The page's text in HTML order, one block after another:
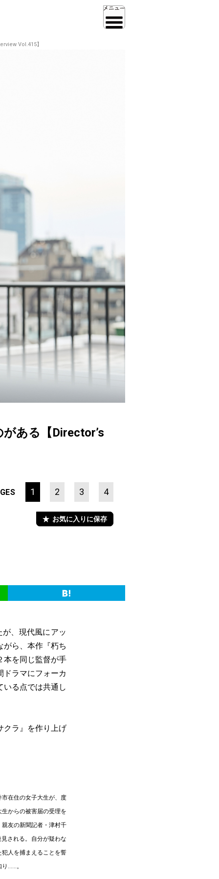
Vol.415】
ある【Director’s
1 2 3 4
お気に入りに保存
、現代風にアッ
がら、本作『朽ち
本を同じ監督が手
ドラマにフォーカ
いる点では共通し
クラ』を作り上げ
在住の女子大生が、度
からの被害届の受理を
友の新聞記者・津村千
される。自分が疑わな
人を捕まえることを誓
......。